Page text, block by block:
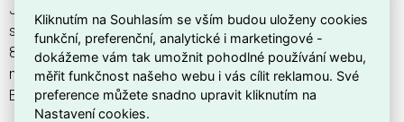
JOHNNY TL1 NICKEL najdete v kategoriích Svítidla, Svítidla,
světelné zdroje a LED osvětlení, výrobce Ideal Lux, EAN
8021696313351, kód dodavatele . JOHNNY TL1 NICKEL
nabízíme od 1 ks. Kód EMAS JOHNNY TL1 NICKEL je
ELSVOS1786329.
Kliknutím na Souhlasím se vším budou uloženy cookies
funkční, preferenční, analytické i marketingové -
dokážeme vám tak umožnit pohodlné používání webu,
měřit funkčnost našeho webu i vás cílit reklamou. Své
preference můžete snadno upravit kliknutím na
Nastavení cookies.